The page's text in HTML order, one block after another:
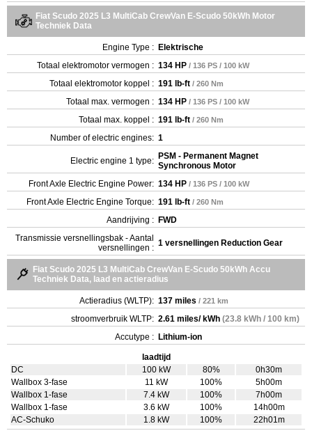
Fiat Scudo 2025 L3 MultiCab CrewVan E-Scudo 50kWh Motor
Techniek Data
Engine Type : Elektrische
Totaal elektromotor vermogen : 134 HP / 136 PS / 100 kW
Totaal elektromotor koppel : 191 lb-ft / 260 Nm
Totaal max. vermogen : 134 HP / 136 PS / 100 kW
Totaal max. koppel : 191 lb-ft / 260 Nm
Number of electric engines: 1
Electric engine 1 type: PSM - Permanent Magnet
Synchronous Motor
Front Axle Electric Engine Power: 134 HP / 136 PS / 100 kW
Front Axle Electric Engine Torque: 191 lb-ft / 260 Nm
Aandrijving : FWD
Transmissie versnellingsbak - Aantal
versnellingen : 1 versnellingen Reduction Gear
Fiat Scudo 2025 L3 MultiCab CrewVan E-Scudo 50kWh Accu
Techniek Data, laad en actieradius
Actieradius (WLTP): 137 miles / 221 km
stroomverbruik WLTP: 2.61 miles/ kWh (23.8 kWh / 100 km)
Accutype : Lithium-ion
laadtijd
DC
100 kW 80%
0h30m
Wallbox 3-fase
11 kW 100%
5h00m
Wallbox 1-fase
7.4 kW 100%
7h00m
Wallbox 1-fase
3.6 kW 100%
14h00m
AC-Schuko
1.8 kW 100% 22h01m